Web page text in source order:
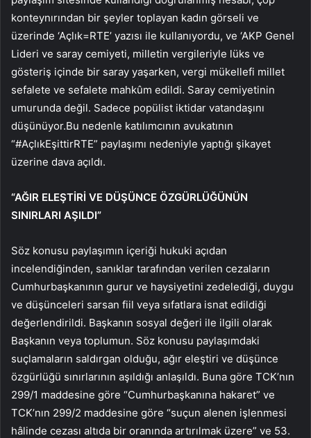
konteynırından bir şeyler toplayan kadın görseli ve
üzerinde ‘Açlık=RTE’ yazısı ile kullanıyordu, ve ‘AKP Genel
Lideri ve saray cemiyeti, milletin vergileriyle lüks ve
gösteriş içinde bir saray yaşarken, vergi mükellefi millet
sefalete ve sefalete mahkûm edildi. Saray cemiyetinin
umurunda değil. Sadece popülist iktidar vatandaşını
düşünüyor.Bu nedenle katılımcının avukatının
“#AçlıkEşittirRTE” paylaşımı nedeniyle yaptığı şikayet
üzerine dava açıldı.
“AĞIR ELEŞTİRİ VE DÜŞÜNCE ÖZGÜRLÜĞÜNÜN
SINIRLARI AŞILDI”
Söz konusu paylaşımın içeriği hukuki açıdan
incelendiğinden, sanıklar tarafından verilen cezaların
Cumhurbaşkanının gurur ve haysiyetini zedelediği, duygu
ve düşünceleri sarsan fiil veya sıfatlara isnat edildiği
değerlendirildi. Başkanın sosyal değeri ile ilgili olarak
Başkanın veya toplumun. Söz konusu paylaşımdaki
suçlamaların saldırgan olduğu, ağır eleştiri ve düşünce
özgürlüğü sınırlarının aşıldığı anlaşıldı. Buna göre TCK’nın
299/1 maddesine göre “Cumhurbaşkanına hakaret” ve
TCK’nın 299/2 maddesine göre “suçun alenen işlenmesi
hâlinde cezası altıda bir oranında artırılmak üzere” ve 53.